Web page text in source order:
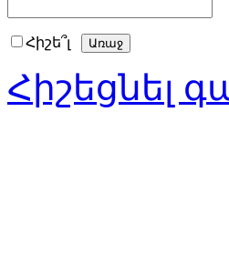
Հիշե՞լ
Հիշեցնել